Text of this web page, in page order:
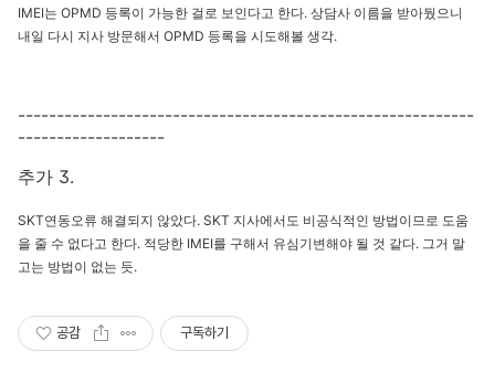
IMEI는 OPMD 등록이 가능한 걸로 보인다고 한다. 상담사 이름을 받아뒀으니
내일 다시 지사 방문해서 OPMD 등록을 시도해볼 생각.
-----------------------------------------------------------
-------------------
추가 3.
SKT연동오류 해결되지 않았다. SKT 지사에서도 비공식적인 방법이므로 도움
을 줄 수 없다고 한다. 적당한 IMEI를 구해서 유심기변해야 될 것 같다. 그거 말
고는 방법이 없는 듯.
공감 구독하기